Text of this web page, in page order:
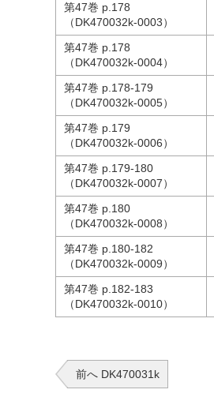
第47巻 p.178
（DK470032k-0003）
第47巻 p.178
（DK470032k-0004）
第47巻 p.178-179
（DK470032k-0005）
第47巻 p.179
（DK470032k-0006）
第47巻 p.179-180
（DK470032k-0007）
第47巻 p.180
（DK470032k-0008）
第47巻 p.180-182
（DK470032k-0009）
第47巻 p.182-183
（DK470032k-0010）
前へ DK470031k